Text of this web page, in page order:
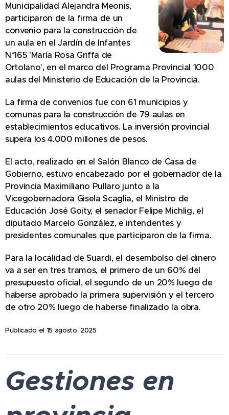
Municipalidad Alejandra Meonis,
participaron de la firma de un
convenio para la construcción de
un aula en el Jardín de Infantes
N°165 'María Rosa Griffa de
Ortolano', en el marco del Programa Provincial 1000
aulas del Ministerio de Educación de la Provincia.
La firma de convenios fue con 61 municipios y
comunas para la construcción de 79 aulas en
establecimientos educativos. La inversión provincial
supera los 4.000 millones de pesos.
El acto, realizado en el Salón Blanco de Casa de
Gobierno, estuvo encabezado por el gobernador de la
Provincia Maximiliano Pullaro junto a la
Vicegobernadora Gisela Scaglia, el Ministro de
Educación José Goity, el senador Felipe Michlig, el
diputado Marcelo González, e intendentes y
presidentes comunales que participaron de la firma.
Para la localidad de Suardi, el desembolso del dinero
va a ser en tres tramos, el primero de un 60% del
presupuesto oficial, el segundo de un 20% luego de
haberse aprobado la primera supervisión y el tercero
de otro 20% luego de haberse finalizado la obra.
Publicado el 15 agosto, 2025
Gestiones en